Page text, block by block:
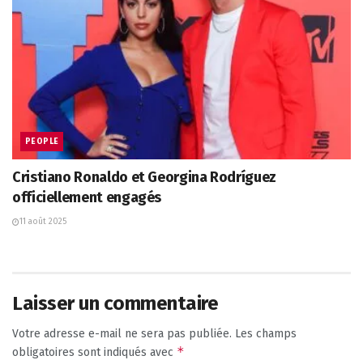
PEOPLE
Cristiano Ronaldo et Georgina Rodríguez
officiellement engagés
11 août 2025
Laisser un commentaire
Votre adresse e-mail ne sera pas publiée. Les champs
obligatoires sont indiqués avec *